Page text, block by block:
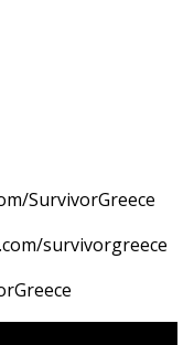
SurvivorGreece
survivorgreece